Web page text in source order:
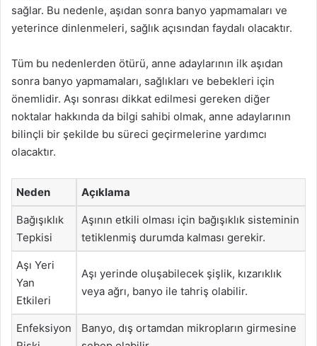
sağlar. Bu nedenle, aşıdan sonra banyo yapmamaları ve
yeterince dinlenmeleri, sağlık açısından faydalı olacaktır.
Tüm bu nedenlerden ötürü, anne adaylarının ilk aşıdan
sonra banyo yapmamaları, sağlıkları ve bebekleri için
önemlidir. Aşı sonrası dikkat edilmesi gereken diğer
noktalar hakkında da bilgi sahibi olmak, anne adaylarının
bilinçli bir şekilde bu süreci geçirmelerine yardımcı
olacaktır.
Neden Açıklama
Bağışıklık
Tepkisi
Aşının etkili olması için bağışıklık sisteminin
tetiklenmiş durumda kalması gerekir.
Aşı Yeri
Yan
Etkileri
Aşı yerinde oluşabilecek şişlik, kızarıklık
veya ağrı, banyo ile tahriş olabilir.
Enfeksiyon
Banyo, dış ortamdan mikropların girmesine